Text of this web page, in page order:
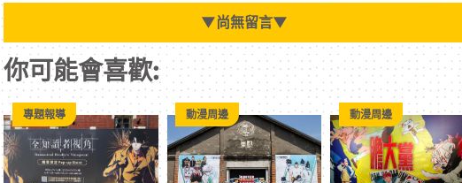
▼尚無留言▼
你可能會喜歡:
專題報導 動漫周邊 動漫周邊